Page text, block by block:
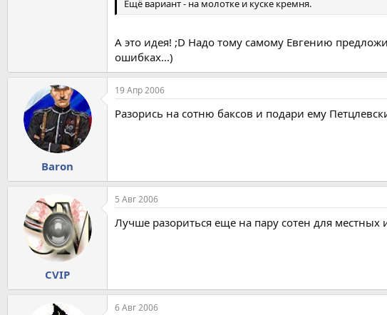
Ещё вариант - на молотке и куске кремня.
А это идея! ;D Надо тому самому Евгению
ошибках...)
Baron
19 Апр 2006
Разорись на сотню баксов и подари ему
CVIP
5 Авг 2006
Лучше разориться еще на пару сотен для местных
6 Авг 2006